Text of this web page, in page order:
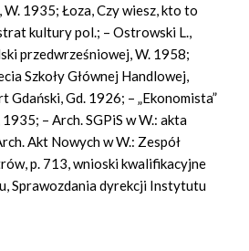
1935; Łoza, Czy wiesz, kto to
kultury pol.; – Ostrowski L.,
przedwrześniowej, W. 1958;
Szkoły Głównej Handlowej,
Gd. 1926; – „Ekonomista”
– Arch. SGPiS w W.: akta
Akt Nowych w W.: Zespół
p. 713, wnioski kwalifikacyjne
Sprawozdania dyrekcji Instytutu